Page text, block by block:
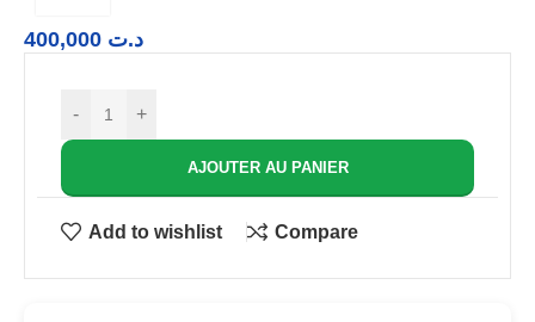
د.ت
- +
AJOUTER AU PANIER
Add to wishlist Compare